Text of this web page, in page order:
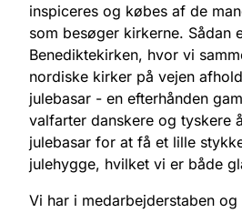
inspiceres og købes af de
som besøger kirkerne. Sådan
Benediktekirken, hvor vi
nordiske kirker på vejen
julebasar - en efterhånden
valfarter danskere og tyskere
julebasar for at få et lille
julehygge, hvilket vi er både
Vi har i medarbejderstaben